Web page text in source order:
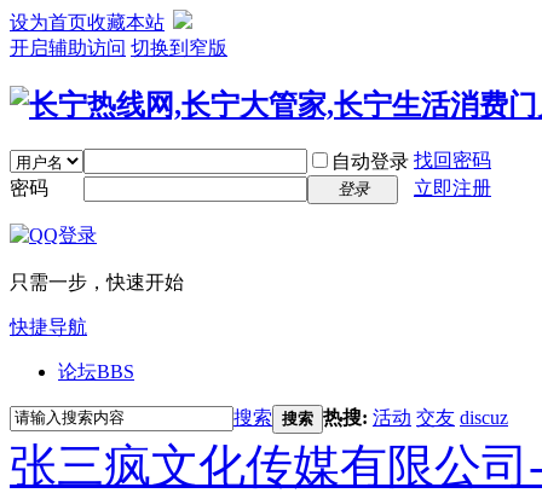
设为首页收藏本站
开启辅助访问 切换到窄版
自动登录 找回密码
密码
登录 立即注册
只需一步，快速开始
快捷导航
论坛BBS
搜索 搜索 热搜: 活动 交友 discuz
张三疯文化传媒有限公